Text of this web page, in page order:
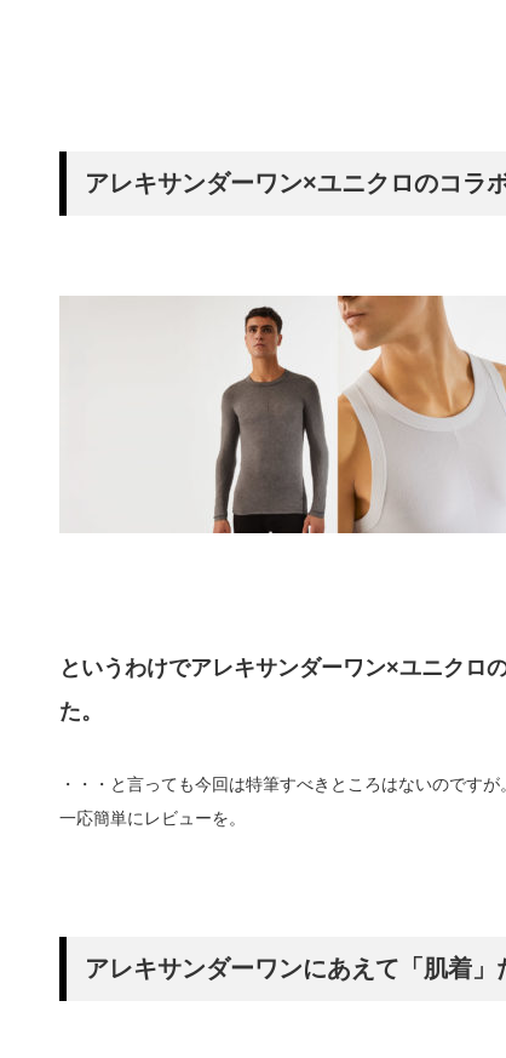
アレキサンダーワン×ユニクロのコラ
というわけでアレキサンダーワン×ユニクロ
た。
・・・と言っても今回は特筆すべきところはないのですが。
一応簡単にレビューを。
アレキサンダーワンにあえて「肌着